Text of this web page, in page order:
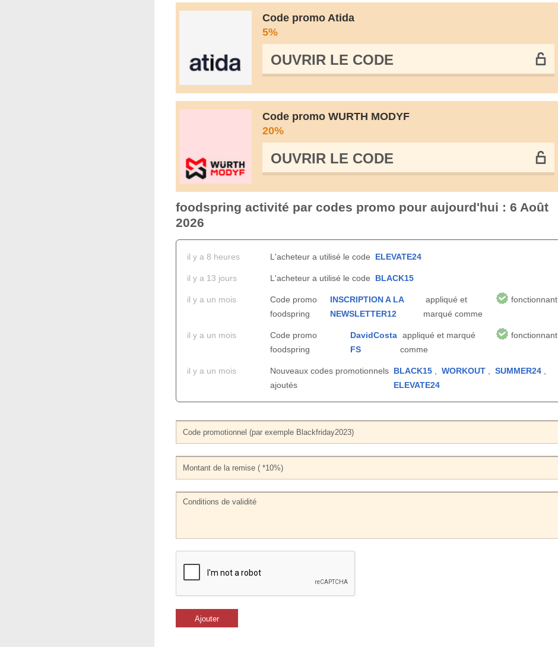
Code promo Atida
5%
OUVRIR LE СODE
Code promo WURTH MODYF
20%
OUVRIR LE СODE
foodspring activité par codes promo pour aujourd'hui : 6 Août
2026
il y a 8 heures L'acheteur a utilisé le code ELEVATE24
il y a 13 jours L'acheteur a utilisé le code BLACK15
il y a un mois
Code promo
foodspring
INSCRIPTION A LA
NEWSLETTER12
appliqué et
marqué comme
fonctionnant
il y a un mois
Code promo
foodspring
DavidCosta
FS
appliqué et marqué
comme
fonctionnant
il y a un mois
Nouveaux codes promotionnels
ajoutés
BLACK15, WORKOUT, SUMMER24,
ELEVATE24
Ajouter